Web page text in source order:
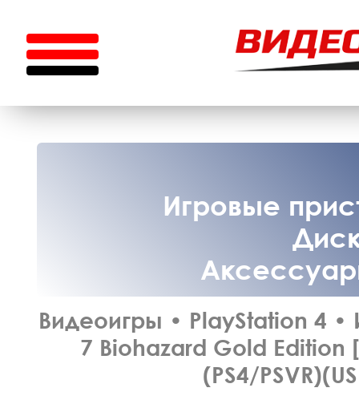
Игровые
Видеоигры • PlayStation 4 •
7 Biohazard Gold Edition
(PS4/